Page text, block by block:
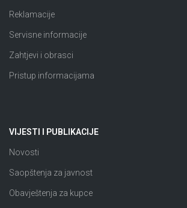
Reklamacije
Servisne informacije
Zahtjevi i obrasci
Pristup informacijama
VIJESTI I PUBLIKACIJE
Novosti
Saopštenja za javnost
Obavještenja za kupce